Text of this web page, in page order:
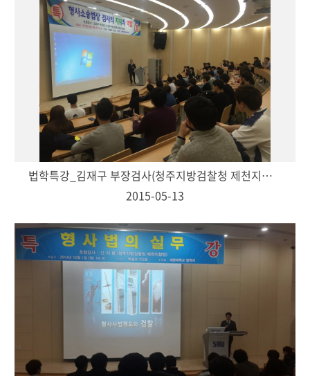
법학특강_김재구 부장검사(청주지방검찰청 제천지청장)
2015-05-13